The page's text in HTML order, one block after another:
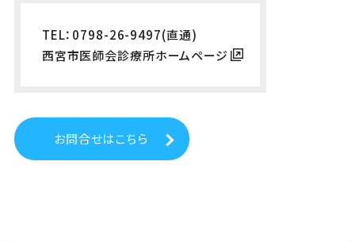
TEL：0798-26-9497(直通)
西宮市医師会診療所ホームページ
お問合せはこちら